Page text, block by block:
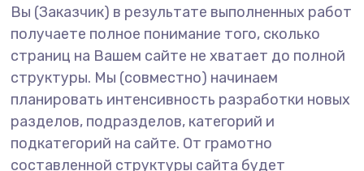
Вы (Заказчик) в результате выполненных работ
получаете полное понимание того, сколько
страниц на Вашем сайте не хватает до полной
структуры. Мы (совместно) начинаем
планировать интенсивность разработки новых
разделов, подразделов, категорий и
подкатегорий на сайте. От грамотно
составленной структуры сайта будет